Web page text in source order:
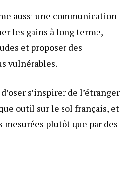
aussi une communication
les gains à long terme,
et proposer des
vulnérables.
s’inspirer de l’étranger
outil sur le sol français, et
mesurées plutôt que par des